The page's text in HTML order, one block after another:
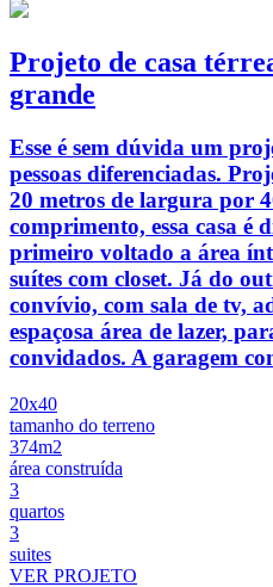
Projeto de casa
grande
Esse é sem dúvida um
pessoas diferenciadas.
20 metros de largura por
comprimento, essa casa é
primeiro voltado a área
suítes com closet. Já do
convívio, com sala de tv,
espaçosa área de lazer,
convidados. A garagem
20x40
tamanho do terreno
374m2
área construída
3
quartos
3
suites
VER PROJETO